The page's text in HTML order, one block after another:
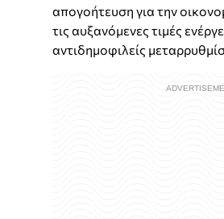
απογοήτευση για την
τις αυξανόμενες τιμές
αντιδημοφιλείς